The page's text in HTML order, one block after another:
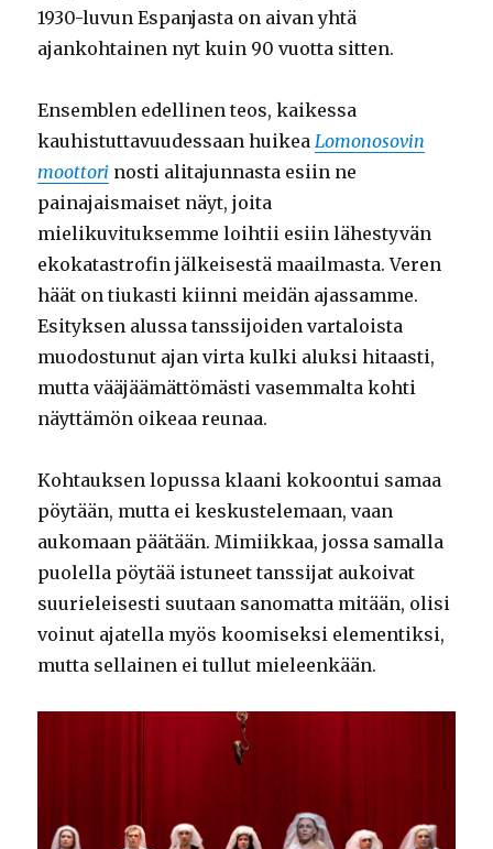
1930-luvun Espanjasta on aivan yhtä
ajankohtainen nyt kuin 90 vuotta sitten.
Ensemblen edellinen teos, kaikessa
kauhistuttavuudessaan huikea Lomonosovin
moottori nosti alitajunnasta esiin ne
painajaismaiset näyt, joita
mielikuvituksemme loihtii esiin lähestyvän
ekokatastrofin jälkeisestä maailmasta. Veren
häät on tiukasti kiinni meidän ajassamme.
Esityksen alussa tanssijoiden vartaloista
muodostunut ajan virta kulki aluksi hitaasti,
mutta vääjäämättömästi vasemmalta kohti
näyttämön oikeaa reunaa.
Kohtauksen lopussa klaani kokoontui samaa
pöytään, mutta ei keskustelemaan, vaan
aukomaan päätään. Mimiikkaa, jossa samalla
puolella pöytää istuneet tanssijat aukoivat
suurieleisesti suutaan sanomatta mitään, olisi
voinut ajatella myös koomiseksi elementiksi,
mutta sellainen ei tullut mieleenkään.